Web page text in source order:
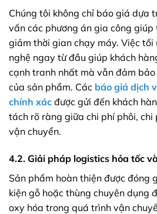
Chúng tôi không chỉ báo giá dựa
vấn các phương án gia công
giảm thời gian chạy máy. Việc tối
nghệ ngay từ đầu giúp khách
cạnh tranh nhất mà vẫn đảm
của sản phẩm. Các báo giá dịch
chính xác được gửi đến khách
tách rõ ràng giữa chi phí phôi,
vận chuyển.
4.2. Giải pháp logistics hỏa tốc
Sản phẩm hoàn thiện được đóng
kiện gỗ hoặc thùng chuyên dụng
oxy hóa trong quá trình vận